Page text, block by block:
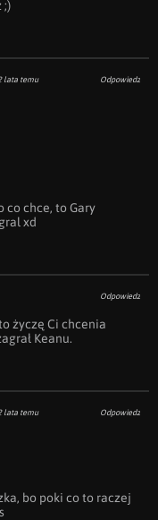
;)
lata temu Odpowiedz
co chce, to Gary
xd
Odpowiedz
to życzę Ci chcenia
Keanu.
lata temu Odpowiedz
bo poki co to raczej